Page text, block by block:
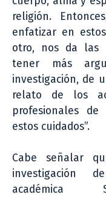
religión.
enfatizar en
otro, nos da las
tener más
investigación, de
relato de los
profesionales
estos cuidados”.
Cabe señalar
investigación
académica